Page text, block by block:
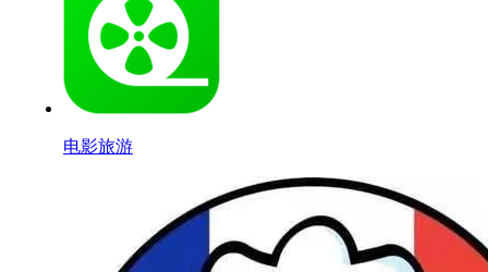
电影旅游